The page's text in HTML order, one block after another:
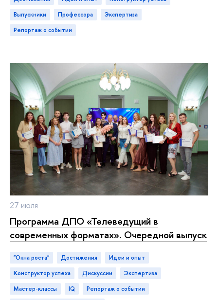
ыпускники
профессора
экспертиза
репортаж о событии
27 июля
Программа ДПО «Телеведущий
современных форматах». Очередной выпуск
"Окна роста" достижения
идеи и опыт
конструктор успеха
дискуссии
экспертиза
мастер-классы
IQ
репортаж о событии